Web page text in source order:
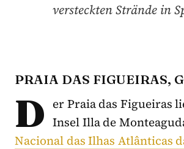
versteckten Strände in
PRAIA DAS FIGUEIRAS,
D er Praia das Figueiras
Insel Illa de
Nacional das Ilhas Atlânticas